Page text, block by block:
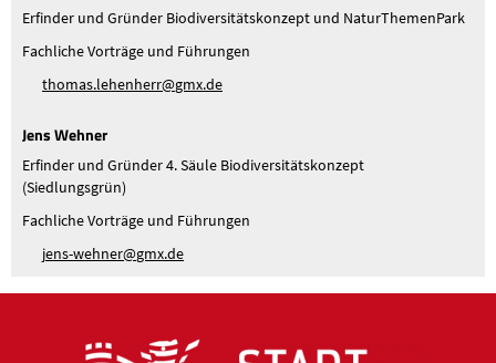
Erfinder und Gründer Biodiversitätskonzept und NaturThemenPark
Fachliche Vorträge und Führungen
th m s l h nh rr gmxd
Jens Wehner
Erfinder und Gründer 4. Säule Biodiversitätskonzept
(Siedlungsgrün)
Fachliche Vorträge und Führungen
j ns-w hn r gmxd